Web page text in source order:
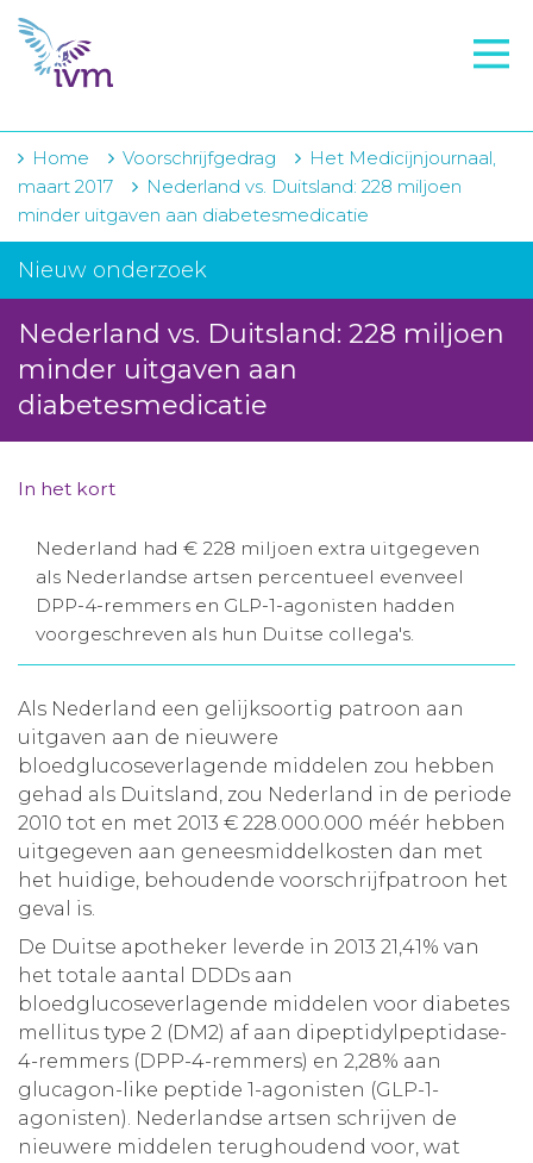
VMI
FTO voorbereiding
IVM-academie
Zorginstellingen
Projecten
Over IVM
Actueel
Aanmelden nieuwsbrief
Inloggen
Toegang leeromgeving
Home Voorschrijfgedrag
Het Medicijnjournaal,
maart 2017
Nederland vs. Duitsland: 228 miljoen
minder uitgaven aan diabetesmedicatie
Nieuw onderzoek
Nederland vs. Duitsland: 228 miljoen
minder uitgaven aan
diabetesmedicatie
In het kort
Nederland had € 228 miljoen extra uitgegeven
als Nederlandse artsen percentueel evenveel
DPP-4-remmers en GLP-1-agonisten hadden
voorgeschreven als hun Duitse collega's.
Als Nederland een gelijksoortig patroon aan
uitgaven aan de nieuwere
bloedglucoseverlagende middelen zou hebben
gehad als Duitsland, zou Nederland in de periode
2010 tot en met 2013 € 228.000.000 méér hebben
uitgegeven aan geneesmiddelkosten dan met
het huidige, behoudende voorschrijfpatroon het
geval is.
De Duitse apotheker leverde in 2013 21,41% van
het totale aantal DDDs aan
bloedglucoseverlagende middelen voor diabetes
mellitus type 2 (DM2) af aan dipeptidylpeptidase-
4-remmers (DPP-4-remmers) en 2,28% aan
glucagon-like peptide 1-agonisten (GLP-1-
agonisten). Nederlandse artsen schrijven de
nieuwere middelen terughoudend voor, wat